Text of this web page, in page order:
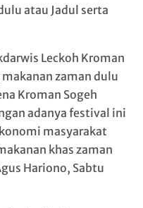
atau Jadul serta
Leckoh Kroman
zaman dulu
Kroman Sogeh
adanya festival ini
masyarakat
khas zaman
Hariono, Sabtu